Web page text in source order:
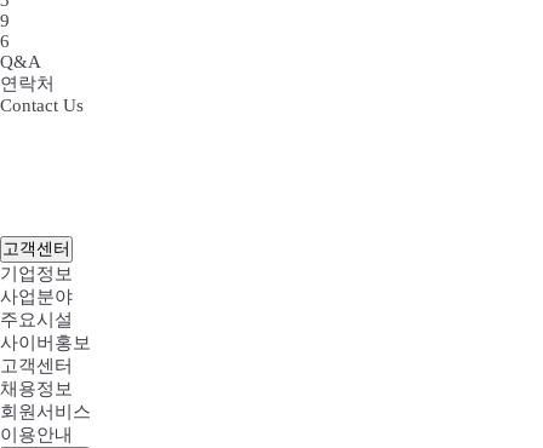
9
6
Q&A
연락처
Contact Us
고객센터
기업정보
사업분야
주요시설
사이버홍보
고객센터
채용정보
회원서비스
이용안내